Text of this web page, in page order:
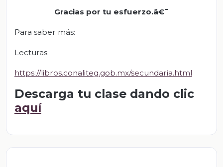
Gracias por tu esfuerzo.â€¯
Para saber más:
Lecturas
https://libros.conaliteg.gob.mx/secundaria.html
Descarga tu clase dando clic
aquí